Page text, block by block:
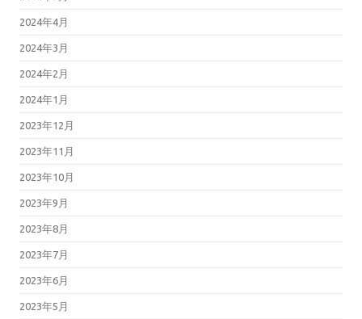
2024年4月
2024年3月
2024年2月
2024年1月
2023年12月
2023年11月
2023年10月
2023年9月
2023年8月
2023年7月
2023年6月
2023年5月